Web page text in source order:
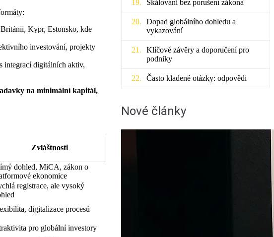
Kypr, Estonsko, kde
investování, projekty
integrací digitálních aktiv,
na minimální kapitál,
Zvláštnosti
dohled, MiCA, zákon o
ekonomice
registrace, ale vysoký
digitalizace procesů
pro globální investory
Škálování bez porušení zákona
Dopad globálního dohledu a
vykazování
Klíčové závěry a doporučení pro
podniky
Často kladené otázky: odpovědi
Nové články